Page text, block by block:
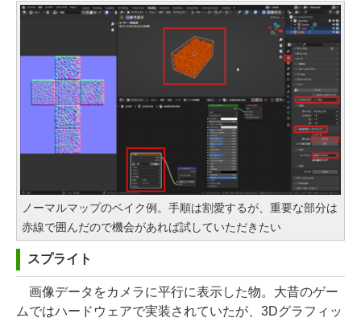
ノーマルマップのベイク例。手順は割愛するが、重要な部分は
赤線で囲んだので機会があれば試していただきたい
スプライト
画像データをカメラに平行に表示した物。大昔のゲー
ムではハードウェアで実装されていたが、3Dグラフィッ